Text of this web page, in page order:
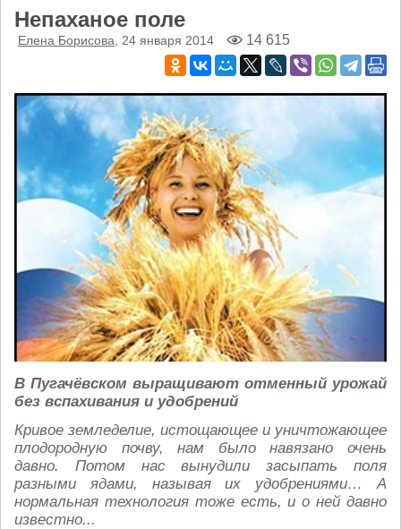
Непаханое поле
Елена Борисова , 24 января 2014 14 615
В Пугачёвском выращивают отменный урожай
без вспахивания и удобрений
Кривое земледелие, истощающее и уничтожающее
плодородную почву, нам было навязано очень
давно. Потом нас вынудили засыпать поля
разными ядами, называя их удобрениями… А
нормальная технология тоже есть, и о ней давно
известно...